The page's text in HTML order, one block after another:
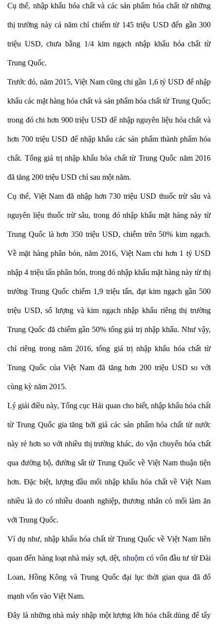
Cụ thể, nhập khẩu hóa chất và các sản phẩm hóa chất từ những
thị trường này cả năm chỉ chiếm từ 145 triệu USD đến gần 300
triệu USD, chưa bằng 1/4 kim ngạch nhập khẩu hóa chất từ
Trung Quốc.
Trước đó, năm 2015, Việt Nam cũng chi gần 1,6 tỷ USD để nhập
khẩu các mặt hàng hóa chất và sản phẩm hóa chất từ Trung Quốc;
trong đó chi hơn 900 triệu USD để nhập nguyên liệu hóa chất và
hơn 700 triệu USD để nhập khẩu các sản phẩm thành phẩm hóa
chất. Tổng giá trị nhập khẩu hóa chất từ Trung Quốc năm 2016
đã tăng 200 triệu USD chỉ sau một năm.
Cụ thể, Việt Nam đã nhập hơn 730 triệu USD thuốc trừ sâu và
nguyên liệu thuốc trừ sâu, trong đó nhập khẩu mặt hàng này từ
Trung Quốc là hơn 350 triệu USD, chiếm trên 50% kim ngạch.
Về mặt hàng phân bón, năm 2016, Việt Nam chi hơn 1 tỷ USD
nhập 4 triệu tấn phân bón, trong đó nhập khẩu mặt hàng này từ thị
trường Trung Quốc chiếm 1,9 triệu tấn, đạt kim ngạch gần 500
triệu USD, số lượng và kim ngạch nhập khẩu riêng thị trường
Trung Quốc đã chiếm gần 50% tổng giá trị nhập khẩu. Như vậy,
chỉ riêng trong năm 2016, tổng giá trị nhập khẩu hóa chất từ
Trung Quốc của Việt Nam đã tăng hơn 200 triệu USD so với
cùng kỳ năm 2015.
Lý giải điều này, Tổng cục Hải quan cho biết, nhập khẩu hóa chất
từ Trung Quốc gia tăng bởi giá các sản phẩm hóa chất từ nước
này rẻ hơn so với nhiều thị trường khác, do vận chuyển hóa chất
qua đường bộ, đường sắt từ Trung Quốc về Việt Nam thuận tiện
hơn. Đặc biệt, lượng đầu mối nhập khẩu hóa chất về Việt Nam
nhiều là do có nhiều doanh nghiệp, thương nhân có mối làm ăn
với Trung Quốc.
Ví dụ như, nhập khẩu hóa chất từ Trung Quốc về Việt Nam liên
quan đến hàng loạt nhà máy sợi, dệt,nhuộm có vốn đầu tư từ Đài
Loan, Hồng Kông và Trung Quốc đại lục thời gian qua đã đổ
mạnh vốn vào Việt Nam.
Đây là những nhà máy nhập một lượng lớn hóa chất dùng để tẩy